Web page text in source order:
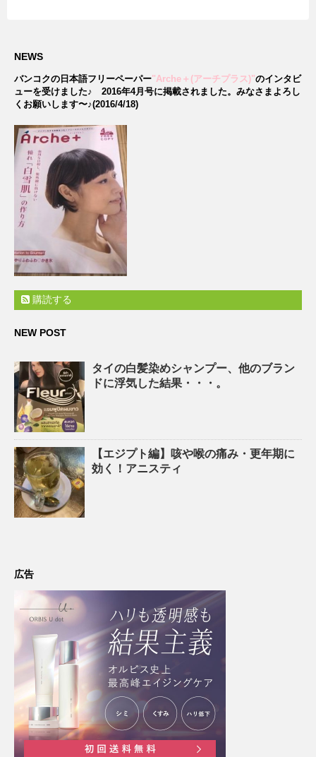
NEWS
バンコクの日本語フリーペーパー"Arche＋(アーチプラス)"のインタビ
ューを受けました♪ 2016年4月号に掲載されました。みなさまよろし
くお願いします〜♪(2016/4/18)
購読する
NEW POST
タイの白髪染めシャンプー、他のブラン
ドに浮気した結果・・・。
【エジプト編】咳や喉の痛み・更年期に
効く！アニスティ
広告